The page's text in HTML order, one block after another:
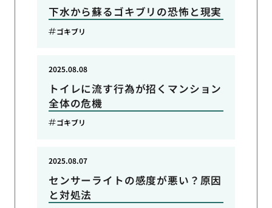
下水から蘇るゴキブリの恐怖と現実
ゴキブリ
トイレに流す行為が招くマンション
全体の危機
2025.08.08
ゴキブリ
センサーライトの感度が悪い？原因
と対処法
2025.08.07